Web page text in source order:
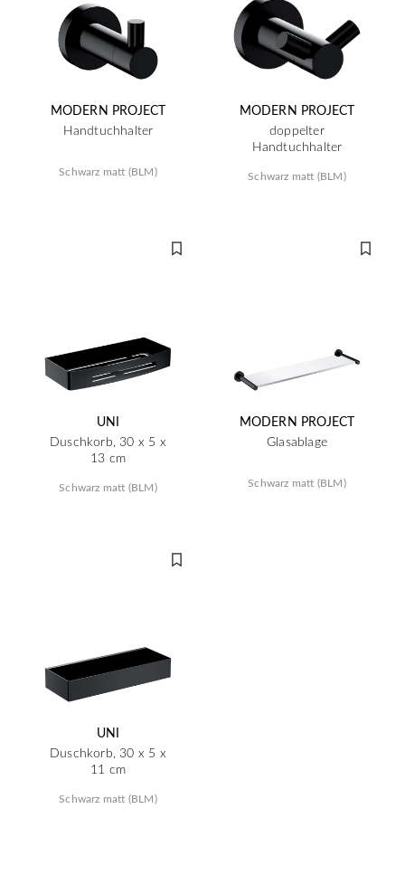
MODERN PROJECT
Handtuchhalter
Schwarz matt (BLM)
MODERN PROJECT
doppelter
Handtuchhalter
Schwarz matt (BLM)
UNI
Duschkorb, 30 x 5 x
13 cm
Schwarz matt (BLM)
MODERN PROJECT
Glasablage
Schwarz matt (BLM)
UNI
Duschkorb, 30 x 5 x
11 cm
Schwarz matt (BLM)